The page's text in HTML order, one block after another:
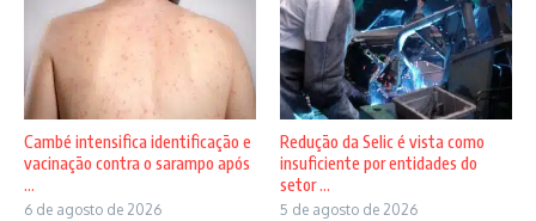
Cambé intensifica identificação e
vacinação contra o sarampo após
...
6 de agosto de 2026
Redução da Selic é vista como
insuficiente por entidades do
setor ...
5 de agosto de 2026